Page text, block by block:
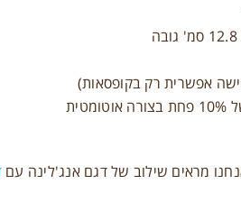
מראים שילוב של דגם אנג'לינה עם